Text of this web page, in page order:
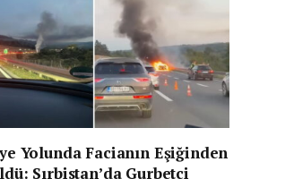
Yolunda Facianın Eşiğinden
Sırbistan’da Gurbetçi